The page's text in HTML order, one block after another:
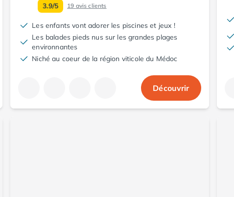
3.9/5 19 avis clients
Les enfants vont adorer les piscines et jeux !
Les balades pieds nus sur les grandes plages
environnantes
Niché au coeur de la région viticole du Médoc
Découvrir